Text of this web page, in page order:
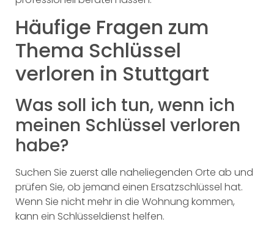
Häufige Fragen zum
Thema Schlüssel
verloren in Stuttgart
Was soll ich tun, wenn ich
meinen Schlüssel verloren
habe?
Suchen Sie zuerst alle naheliegenden Orte ab und
prüfen Sie, ob jemand einen Ersatzschlüssel hat.
Wenn Sie nicht mehr in die Wohnung kommen,
kann ein Schlüsseldienst helfen.